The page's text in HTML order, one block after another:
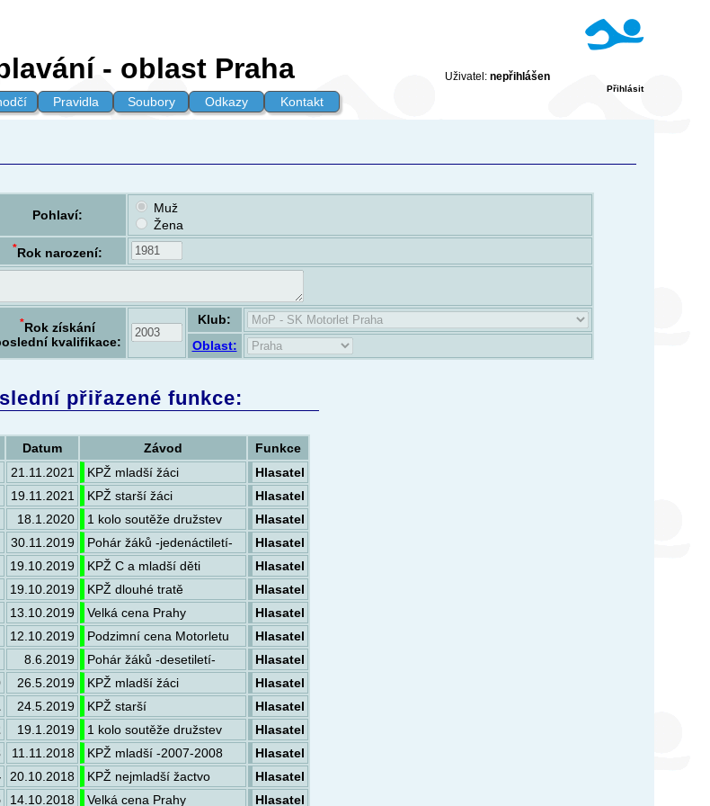
- oblast Praha
Pravidla Soubory Odkazy Kontakt
Uživatel: nepřihlášen
Přihlásit
Pohlaví:
Muž
Žena
*Rok narození:
*Rok získání
kvalifikace:
Klub:
Oblast:
přiřazené funkce:
Datum Závod
Funkce
21.11.2021 KPŽ mladší žáci
Hlasatel
19.11.2021 KPŽ starší žáci
Hlasatel
18.1.2020 1 kolo soutěže družstev
Hlasatel
30.11.2019 Pohár žáků -jedenáctiletí-
Hlasatel
19.10.2019 KPŽ C a mladší děti
Hlasatel
19.10.2019 KPŽ dlouhé tratě
Hlasatel
13.10.2019 Velká cena Prahy
Hlasatel
12.10.2019 Podzimní cena Motorletu
Hlasatel
8.6.2019 Pohár žáků -desetiletí-
Hlasatel
26.5.2019 KPŽ mladší žáci
Hlasatel
24.5.2019 KPŽ starší
Hlasatel
19.1.2019 1 kolo soutěže družstev
Hlasatel
11.11.2018 KPŽ mladší -2007-2008
Hlasatel
20.10.2018 KPŽ nejmladší žactvo
Hlasatel
14.10.2018 Velká cena Prahy Hlasatel